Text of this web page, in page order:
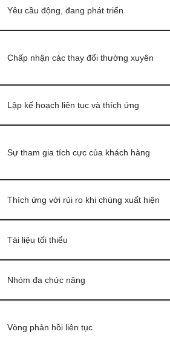
Yêu cầu động, đang phát triển
Chấp nhận các thay đổi thường xuyên
Lập kế hoạch liên tục và thích ứng
Sự tham gia tích cực của khách hàng
Thích ứng với rủi ro khi chúng xuất hiện
Tài liệu tối thiểu
Nhóm đa chức năng
Vòng phản hồi liên tục